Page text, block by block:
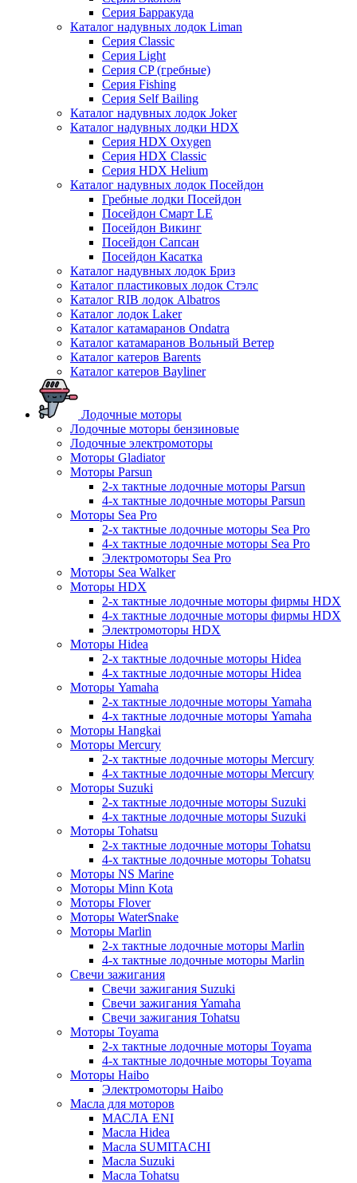
Серия Барракуда
Каталог надувных лодок Liman
Серия Classic
Серия Light
Серия CP (гребные)
Серия Fishing
Серия Self Bailing
Каталог надувных лодок Joker
Каталог надувных лодки HDX
Серия HDX Oxygen
Серия HDX Classic
Серия HDX Helium
Каталог надувных лодок Посейдон
Гребные лодки Посейдон
Посейдон Смарт LE
Посейдон Викинг
Посейдон Сапсан
Посейдон Касатка
Каталог надувных лодок Бриз
Каталог пластиковых лодок Стэлс
Каталог RIB лодок Albatros
Каталог лодок Laker
Каталог катамаранов Ondatra
Каталог катамаранов Вольный Ветер
Каталог катеров Barents
Каталог катеров Bayliner
Лодочные моторы
Лодочные моторы бензиновые
Лодочные электромоторы
Моторы Gladiator
Моторы Parsun
2-х тактные лодочные моторы Parsun
4-х тактные лодочные моторы Parsun
Моторы Sea Pro
2-х тактные лодочные моторы Sea Pro
4-х тактные лодочные моторы Sea Pro
Электромоторы Sea Pro
Моторы Sea Walker
Моторы HDX
2-х тактные лодочные моторы фирмы HDX
4-х тактные лодочные моторы фирмы HDX
Электромоторы HDX
Моторы Hidea
2-х тактные лодочные моторы Hidea
4-х тактные лодочные моторы Hidea
Моторы Yamaha
2-х тактные лодочные моторы Yamaha
4-х тактные лодочные моторы Yamaha
Моторы Hangkai
Моторы Mercury
2-х тактные лодочные моторы Mercury
4-х тактные лодочные моторы Mercury
Моторы Suzuki
2-х тактные лодочные моторы Suzuki
4-х тактные лодочные моторы Suzuki
Моторы Tohatsu
2-х тактные лодочные моторы Tohatsu
4-х тактные лодочные моторы Tohatsu
Моторы NS Marine
Моторы Minn Kota
Моторы Flover
Моторы WaterSnake
Моторы Marlin
2-х тактные лодочные моторы Marlin
4-х тактные лодочные моторы Marlin
Свечи зажигания
Свечи зажигания Suzuki
Свечи зажигания Yamaha
Свечи зажигания Tohatsu
Моторы Toyama
2-х тактные лодочные моторы Toyama
4-х тактные лодочные моторы Toyama
Моторы Haibo
Электромоторы Haibo
Масла для моторов
МАСЛА ENI
Масла Hidea
Масла SUMITACHI
Масла Suzuki
Масла Tohatsu